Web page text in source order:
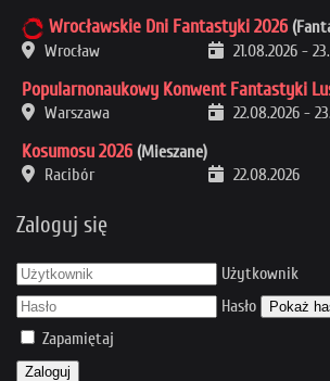
Wrocławskie Dni Fantastyki 2026
Wrocław
21.08.2026 -
Popularnonaukowy Konwent Fantastyki
Warszawa
22.08.2026 -
Kosumosu 2026 (Mieszane)
Racibór
22.08.2026
Zaloguj się
Użytkownik
Hasło
Pokaż
Zapamiętaj
Zaloguj